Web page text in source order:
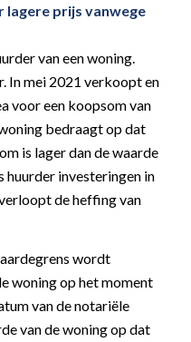
prijs vanwege
van een woning.
In mei 2021 verkoopt en
voor een koopsom van
bedraagt op dat
is lager dan de waarde
huurder investeringen in
de heffing van
wordt
woning op het moment
van de notariële
van de woning op dat